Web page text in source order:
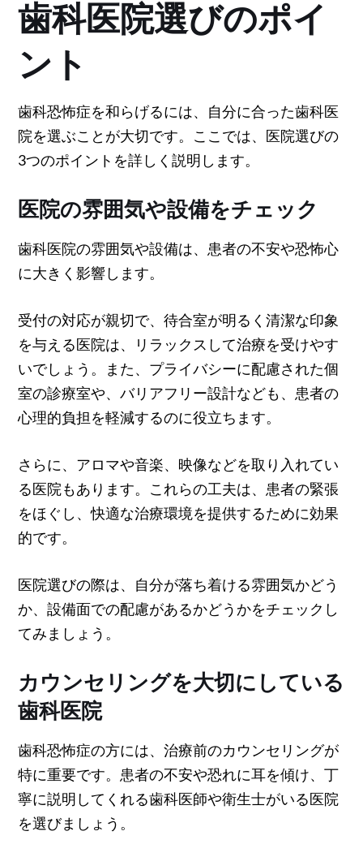
歯科医院選びのポイ
ント
歯科恐怖症を和らげるには、自分に合った歯科医
院を選ぶことが大切です。ここでは、医院選びの
3つのポイントを詳しく説明します。
医院の雰囲気や設備をチェック
歯科医院の雰囲気や設備は、患者の不安や恐怖心
に大きく影響します。
受付の対応が親切で、待合室が明るく清潔な印象
を与える医院は、リラックスして治療を受けやす
いでしょう。また、プライバシーに配慮された個
室の診療室や、バリアフリー設計なども、患者の
心理的負担を軽減するのに役立ちます。
さらに、アロマや音楽、映像などを取り入れてい
る医院もあります。これらの工夫は、患者の緊張
をほぐし、快適な治療環境を提供するために効果
的です。
医院選びの際は、自分が落ち着ける雰囲気かどう
か、設備面での配慮があるかどうかをチェックし
てみましょう。
カウンセリングを大切にしている
歯科医院
歯科恐怖症の方には、治療前のカウンセリングが
特に重要です。患者の不安や恐れに耳を傾け、丁
寧に説明してくれる歯科医師や衛生士がいる医院
を選びましょう。